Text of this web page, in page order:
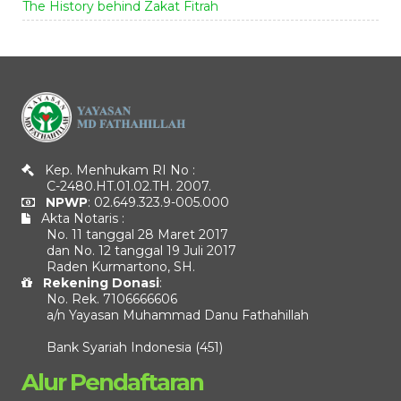
The History behind Zakat Fitrah
Kep. Menhukam RI No :
C-2480.HT.01.02.TH. 2007.
NPWP: 02.649.323.9-005.000
Akta Notaris :
No. 11 tanggal 28 Maret 2017
dan No. 12 tanggal 19 Juli 2017
Raden Kurmartono, SH.
Rekening Donasi:
No. Rek. 7106666606
a/n Yayasan Muhammad Danu Fathahillah
Bank Syariah Indonesia (451)
Alur Pendaftaran